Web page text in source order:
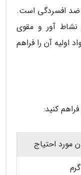
ضد افسردگی است.
نشاط آور و مقوی
آن را فراهم
کنید:
مورد احتیاج